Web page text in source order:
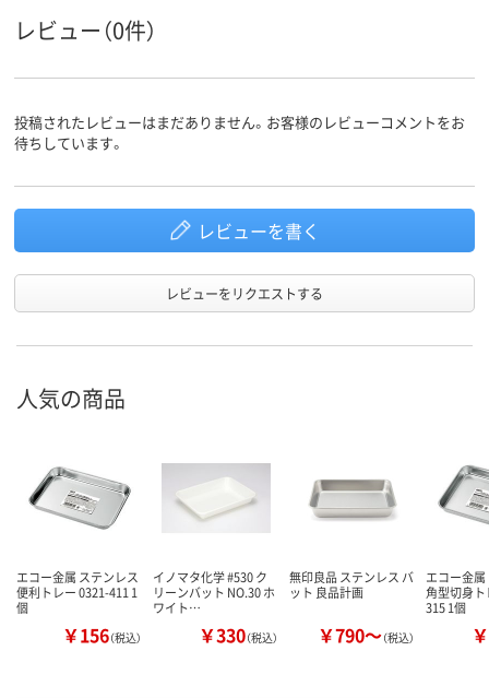
レビュー（0件）
投稿されたレビューはまだありません。お客様のレビューコメントをお
待ちしています。
レビューを書く
レビューをリクエストする
人気の商品
エコー金属 ステンレス
便利トレー 0321-411 1
個
￥156（税込）
イノマタ化学 #530 ク
リーンバット NO.30 ホ
ワイト…
￥330（税込）
無印良品 ステンレス バ
ット 良品計画
￥790～（税込）
エコー金
角型切身ト
315 1個